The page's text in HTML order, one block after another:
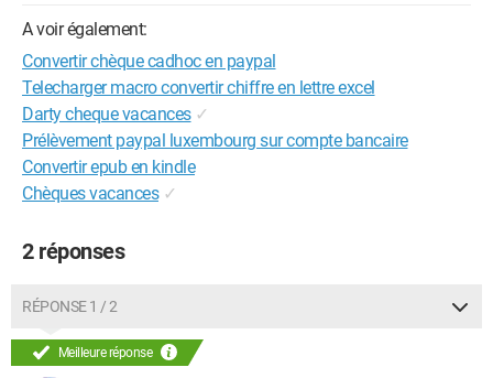
A voir également:
Convertir chèque cadhoc en paypal
Telecharger macro convertir chiffre en lettre excel
Darty cheque vacances ✓
Prélèvement paypal luxembourg sur compte bancaire
Convertir epub en kindle
Chèques vacances ✓
2 réponses
RÉPONSE 1 / 2
Meilleure réponse